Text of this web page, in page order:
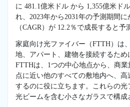
に 481.1億米ドル から 1,355億米ド
れ、2023年から2031年の予測期間
（CAGR）が 12.2％で成長すると予
家庭向け光ファイバー（FTTH）は
地、アパート、建物を接続するため
FTTHは、1つの中心地点から、商
点に近い他のすべての敷地内へ、
するのに役に立ちます。これらの光
光ビームを含む小さなガラスで構成